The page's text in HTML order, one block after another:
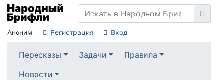
Аноним Регистрация Вход
Пересказы Задачи
Правила
Новости